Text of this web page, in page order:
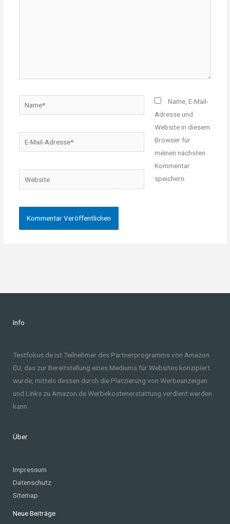
Mail-
Website
Name, E-Mail-
Adresse und
Website in diesem
Browser für
meinen nächsten
Kommentar
speichern.
Info
Testfokus.de ist Teilnehmer des Partnerprogramms von Amazon
EU, das zur Bereitstellung eines Mediums für Websites konzipiert
wurde, mittels dessen durch die Platzierung von Werbeanzeigen
und Links zu Amazon.de Werbekostenerstattung verdient werden
kann.
Über
Impressum
Datenschutz
Sitemap
Neue Beiträge